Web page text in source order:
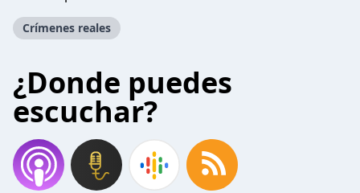
Crímenes reales
¿Donde puedes
escuchar?